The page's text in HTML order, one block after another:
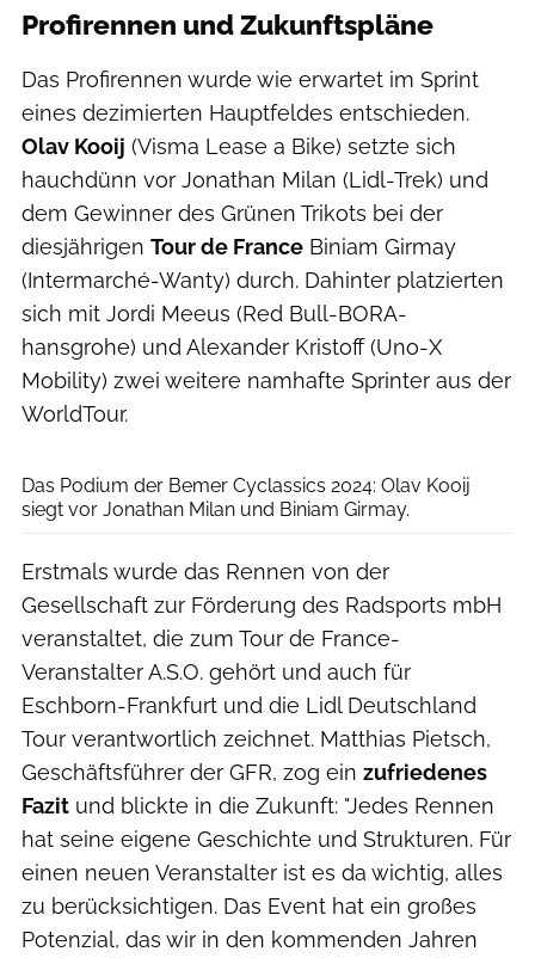
Profirennen und Zukunftspläne
Das Profirennen wurde wie erwartet im Sprint
eines dezimierten Hauptfeldes entschieden.
Olav Kooij (Visma Lease a Bike) setzte sich
hauchdünn vor Jonathan Milan (Lidl-Trek) und
dem Gewinner des Grünen Trikots bei der
diesjährigen Tour de France Biniam Girmay
(Intermarché-Wanty) durch. Dahinter platzierten
sich mit Jordi Meeus (Red Bull-BORA-
hansgrohe) und Alexander Kristoff (Uno-X
Mobility) zwei weitere namhafte Sprinter aus der
WorldTour.
Das Podium der Bemer Cyclassics 2024: Olav Kooij
siegt vor Jonathan Milan und Biniam Girmay.
Erstmals wurde das Rennen von der
Gesellschaft zur Förderung des Radsports mbH
veranstaltet, die zum Tour de France-
Veranstalter A.S.O. gehört und auch für
Eschborn-Frankfurt und die Lidl Deutschland
Tour verantwortlich zeichnet. Matthias Pietsch,
Geschäftsführer der GFR, zog ein zufriedenes
Fazit und blickte in die Zukunft: "Jedes Rennen
hat seine eigene Geschichte und Strukturen. Für
einen neuen Veranstalter ist es da wichtig, alles
zu berücksichtigen. Das Event hat ein großes
Potenzial, das wir in den kommenden Jahren